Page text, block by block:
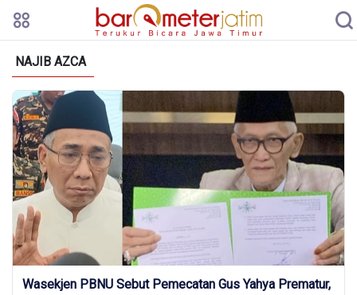
NAJIB AZCA
Wasekjen PBNU Sebut Pemecatan Gus Yahya Prematur,